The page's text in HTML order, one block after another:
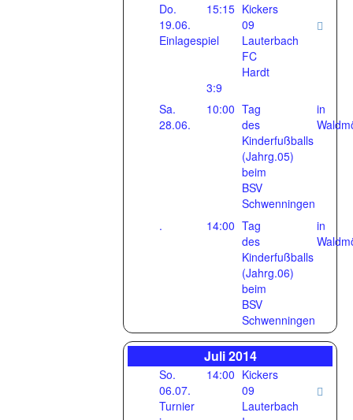
Do.
19.06.
Einlagespiel
15:15 Kickers
09
Lauterbach
FC
Hardt
3:9
Sa.
28.06.
10:00 Tag
des
Kinderfußballs
(Jahrg.05)
beim
BSV
Schwenningen
in
. 14:00 Tag
des
Kinderfußballs
(Jahrg.06)
beim
BSV
Schwenningen
in
Juli 2014
So.
06.07.
Turnier
14:00 Kickers
09
Lauterbach